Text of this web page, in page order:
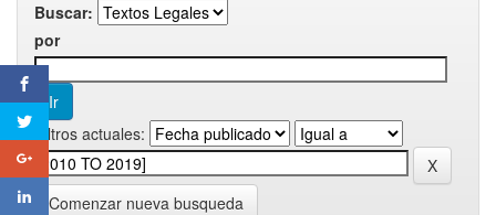
Buscar:
por
Filtros actuales:
Comenzar nueva busqueda